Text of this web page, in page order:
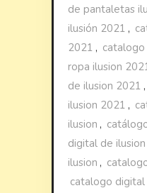
de pantaletas
ilusión 2021 ,
2021 ,
ropa ilusion
de ilusion 2021 ,
ilusion 2021 ,
ilusion ,
digital de
ilusion ,
catalogo